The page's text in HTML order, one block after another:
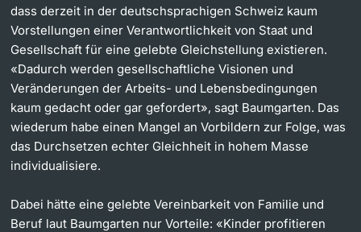
dass derzeit in der deutschsprachigen Schweiz kaum
Vorstellungen einer Verantwortlichkeit von Staat und
Gesellschaft für eine gelebte Gleichstellung existieren.
«Dadurch werden gesellschaftliche Visionen und
Veränderungen der Arbeits- und Lebensbedingungen
kaum gedacht oder gar gefordert», sagt Baumgarten. Das
wiederum habe einen Mangel an Vorbildern zur Folge, was
das Durchsetzen echter Gleichheit in hohem Masse
individualisiere.
Dabei hätte eine gelebte Vereinbarkeit von Familie und
Beruf laut Baumgarten nur Vorteile: «Kinder profitieren